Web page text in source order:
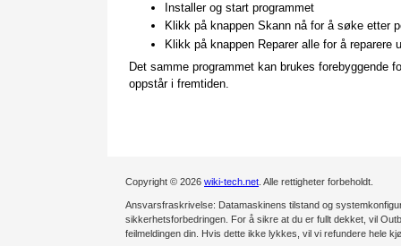
Installer og start programmet
Klikk på knappen Skann nå for å søke etter
Klikk på knappen Reparer alle for å reparere
Det samme programmet kan brukes forebyggende
oppstår i fremtiden.
Copyright © 2026 wiki-tech.net . Alle rettigheter forbeholdt.
Ansvarsfraskrivelse: Datamaskinens tilstand og
sikkerhetsforbedringen. For å sikre at du er fullt dekket, vil
feilmeldingen din. Hvis dette ikke lykkes, vil vi refundere hele